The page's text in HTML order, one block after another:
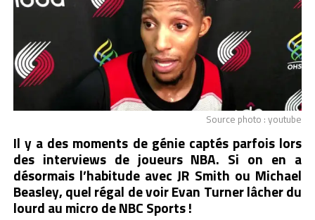
Source photo : youtube
Il y a des moments de génie captés parfois lors
des interviews de joueurs NBA. Si on en a
désormais l’habitude avec JR Smith ou Michael
Beasley, quel régal de voir Evan Turner lâcher du
lourd au micro de NBC Sports !